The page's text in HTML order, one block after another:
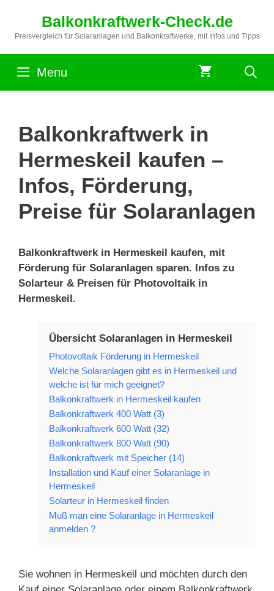
springen
Balkonkraftwerk-Check.de
Preisvergleich für Solaranlagen und Balkonkraftwerke, mit Infos und Tipps
Menu
Balkonkraftwerk in
Hermeskeil kaufen –
Infos, Förderung,
Preise für Solaranlagen
Balkonkraftwerk in Hermeskeil kaufen, mit
Förderung für Solaranlagen sparen. Infos zu
Solarteur & Preisen für Photovoltaik in
Hermeskeil.
Übersicht Solaranlagen in Hermeskeil
Photovoltaik Förderung in Hermeskeil
Welche Solaranlagen gibt es in Hermeskeil und
welche ist für mich geeignet?
Balkonkraftwerk in Hermeskeil kaufen
Balkonkraftwerk 400 Watt (3)
Balkonkraftwerk 600 Watt (32)
Balkonkraftwerk 800 Watt (90)
Balkonkraftwerk mit Speicher (14)
Installation und Kauf einer Solaranlage in
Hermeskeil
Solarteur in Hermeskeil finden
Muß man eine Solaranlage in Hermeskeil
anmelden ?
Sie wohnen in Hermeskeil und möchten durch den